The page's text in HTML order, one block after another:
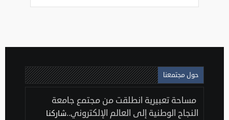
حول مجتمعنا
مساحة تعبيرية انطلقت من مجتمع جامعة
النجاح الوطنية إلى العالم الإلكتروني..شاركنا